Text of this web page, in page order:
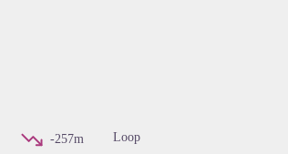
-257m Loop